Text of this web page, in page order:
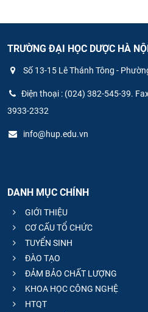
TRƯỜNG ĐẠI HỌC DƯỢC HÀ
Số 13-15 Lê Thánh Tông -
Điện thoại : (024) 382-545-39.
3933-2332
info@hup.edu.vn
DANH MỤC CHÍNH
GIỚI THIỆU
CƠ CẤU TỔ CHỨC
TUYỂN SINH
ĐÀO TẠO
ĐẢM BẢO CHẤT LƯỢNG
KHOA HỌC CÔNG NGHỆ
HTQT